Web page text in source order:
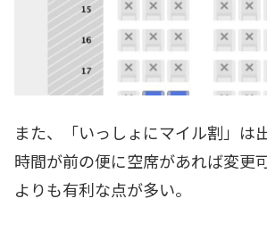
また、「いっしょにマイル割」は
時間が前の便に空席があれば変更
よりも有利な点が多い。